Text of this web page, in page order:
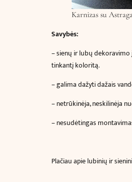
Karnizas su
Savybės:
– sienų ir lubų
tinkantį koloritą.
– galima dažyti dažais
– netrūkinėja, neskilinėja
– nesudėtingas
Plačiau apie lubinių ir